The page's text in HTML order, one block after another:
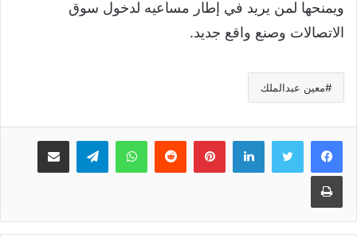
ويمنحها لمن يريد في إطار مساعيه لدخول سوق
الاتصالات وصنع واقع جديد.
معين عبدالملك
لينكدإنبينتيريست واتسابتيلقرام مشاركة عبر البريد
طباعة